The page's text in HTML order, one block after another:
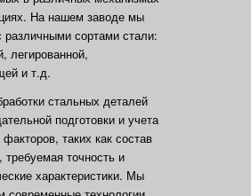
На нашем заводе мы
различными сортами стали:
легированной,
и т.д.
стальных деталей
подготовки и учета
таких как состав
требуемая точность и
характеристики. Мы